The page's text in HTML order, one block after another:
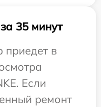
35 минут
в
Если
ремонт